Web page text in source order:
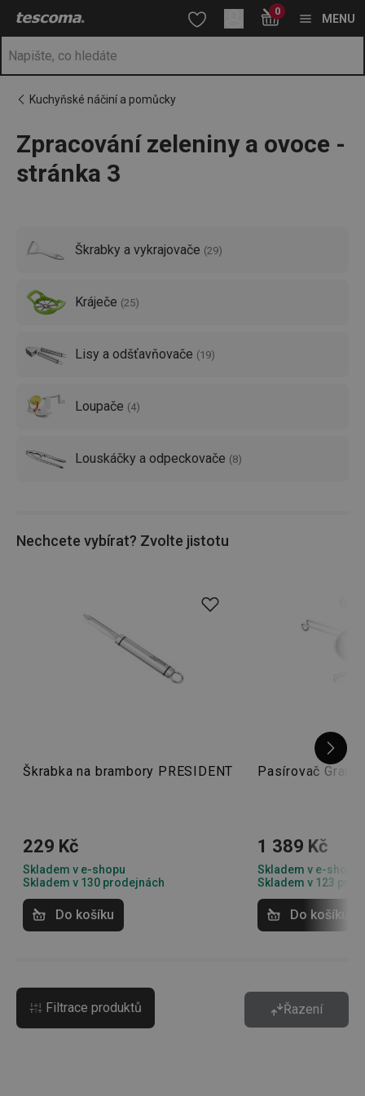
Nacházíte se na stránce Zpracování a krájení zeleniny a ovoce
Přejít na hlavní obsah
Přejít na vyhledávání
Přejít na navigaci 0
MENU
Kuchyňské náčiní a pomůcky
Zpracování zeleniny a ovoce -
stránka 3
Škrabky a vykrajovače (29)
Kráječe (25)
Lisy a odšťavňovače (19)
Loupače (4)
Louskáčky a odpeckovače (8)
Nechcete vybírat? Zvolte jistotu
Škrabka na brambory PRESIDENT
229 Kč
Skladem v e-shopu
Skladem v 130 prodejnách
Do košíku
Pasírovač
1 389 Kč
Skladem v e-shopu
Skladem v 123
Do košíku
Filtrace produktů Řazení